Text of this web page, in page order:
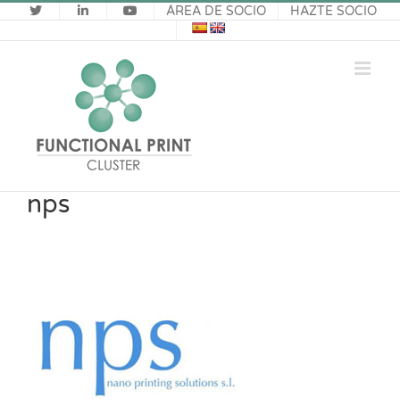
Saltar
al
contenido
ÁREA DE SOCIO HAZTE SOCIO
nps